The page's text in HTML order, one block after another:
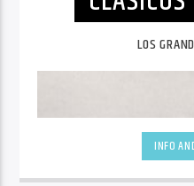
LOS
INFO